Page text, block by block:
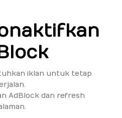
iklan untuk tetap
AdBlock dan refresh